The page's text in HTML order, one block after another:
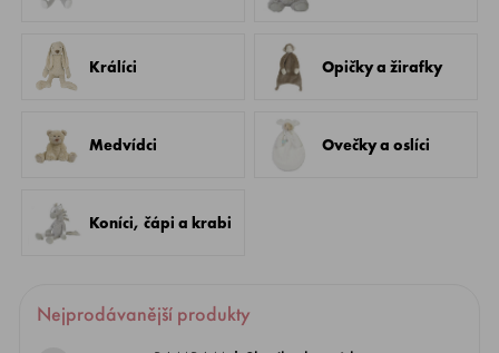
Králíci Opičky a žirafky
Medvídci Ovečky a oslíci
Koníci, čápi a krabi
Nejprodávanější produkty